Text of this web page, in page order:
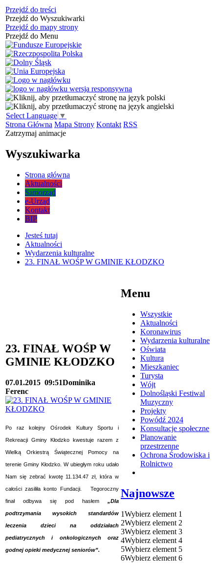
Przejdź do treści
Przejdź do Wyszukiwarki
Przejdź do mapy strony
Przejdź do Menu
Select Language ▼
Strona Główna Mapa Strony Kontakt RSS
Zatrzymaj animacje
Wyszukiwarka
Strona główna
Aktualności
Samorząd
e-Urząd
Kontakt
BIP
Jesteś tutaj
Aktualności
Wydarzenia kulturalne
23. FINAŁ WOŚP W GMINIE KŁODZKO
23. FINAŁ WOŚP W
GMINIE KŁODZKO
07.01.2015 09:51Dominika
Ferenc
Po raz kolejny Ośrodek Kultury Sportu i
Rekreacji Gminy Kłodzko kwestuje razem z
Wielką Orkiestrą Świątecznej Pomocy na
terenie Gminy Kłodzko. W ubiegłym roku udało
Nam się zebrać kwotę 11.134.47 zł, która w
całości zasiliła konto Fundacji. Tegoroczny
finał odbywa się pod hasłem „Dla
podtrzymania wysokich standardów
leczenia dzieci na oddziałach
pediatrycznych i onkologicznych oraz
godnej opieki medycznej seniorów”.
Menu
Wszystkie
Aktualności
Koronawirus
Wydarzenia kulturalne
Oświata
Kultura
Mieszkaniec
Turysta
Wójt
Dolnośląski Festiwal
Muzyczny
Projekty
Powódź 2024
Konsultacje społeczne
Planowanie
przestrzenne
Ochrona Środowiska i
Rolnictwo
Najnowsze
1Wybierz element 1
2Wybierz element 2
3Wybierz element 3
4Wybierz element 4
5Wybierz element 5
6Wybierz element 6